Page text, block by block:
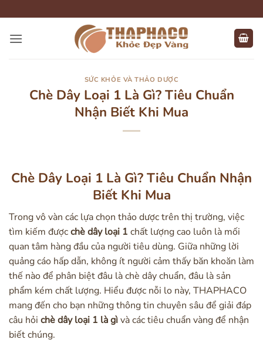
qua
nội
SỨC KHỎE VÀ THẢO DƯỢC
Chè Dây Loại 1 Là Gì? Tiêu Chuẩn
Nhận Biết Khi Mua
Chè Dây Loại 1 Là Gì? Tiêu Chuẩn Nhận
Biết Khi Mua
Trong vô vàn các lựa chọn thảo dược trên thị trường, việc
tìm kiếm đượcchè dây loại 1 chất lượng cao luôn là mối
quan tâm hàng đầu của người tiêu dùng. Giữa những lời
quảng cáo hấp dẫn, không ít người cảm thấy băn khoăn làm
thế nào để phân biệt đâu là chè dây chuẩn, đâu là sản
phẩm kém chất lượng. Hiểu được nỗi lo này, THAPHACO
mang đến cho bạn những thông tin chuyên sâu để giải đáp
câu hỏi chè dây loại 1 là gìvà các tiêu chuẩn vàng để nhận
biết chúng.